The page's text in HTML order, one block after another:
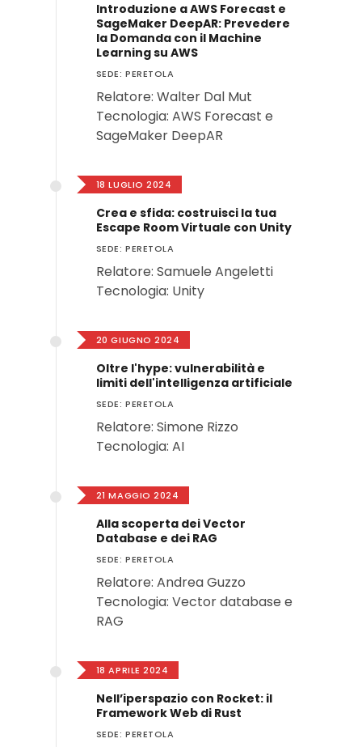
Introduzione a AWS Forecast e
SageMaker DeepAR: Prevedere
la Domanda con il Machine
Learning su AWS
SEDE: PERETOLA
Relatore: Walter Dal Mut
Tecnologia: AWS Forecast e
SageMaker DeepAR
18 LUGLIO 2024
Crea e sfida: costruisci la tua
Escape Room Virtuale con Unity
SEDE: PERETOLA
Relatore: Samuele Angeletti
Tecnologia: Unity
20 GIUGNO 2024
Oltre l'hype: vulnerabilità e
limiti dell'intelligenza artificiale
SEDE: PERETOLA
Relatore: Simone Rizzo
Tecnologia: AI
21 MAGGIO 2024
Alla scoperta dei Vector
Database e dei RAG
SEDE: PERETOLA
Relatore: Andrea Guzzo
Tecnologia: Vector database e
RAG
18 APRILE 2024
Nell’iperspazio con Rocket: il
Framework Web di Rust
SEDE: PERETOLA